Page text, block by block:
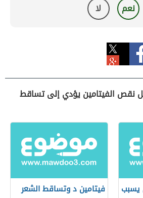
نعم لا
نقص الفيتامين يؤدي إلى تساقط
يسبب
فيتامين د وتساقط الشعر